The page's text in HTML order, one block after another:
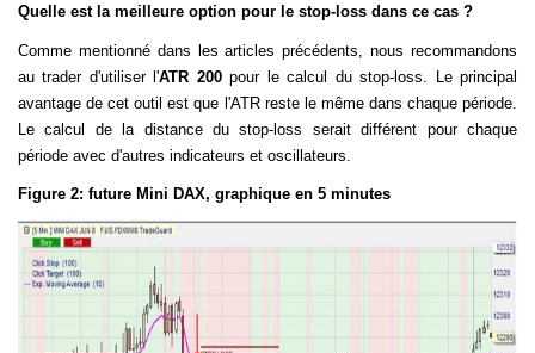
Quelle est la meilleure option pour le stop-loss dans ce cas ?
Comme mentionné dans les articles précédents, nous recommandons
au trader d'utiliser l'ATR 200pour le calcul du stop-loss. Le principal
avantage de cet outil est que l'ATR reste le même dans chaque période.
Le calcul de la distance du stop-loss serait différent pour chaque
période avec d'autres indicateurs et oscillateurs.
Figure 2: future Mini DAX, graphique en 5 minutes